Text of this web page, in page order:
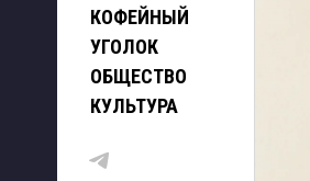
КОФЕЙНЫЙ
УГОЛОК
ОБЩЕСТВО
КУЛЬТУРА